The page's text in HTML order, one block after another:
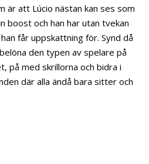
är att Lúcio nästan kan ses som
boost och han har utan tvekan
får uppskattning för. Synd då
den typen av spelare på
på med skrillorna och bidra i
där alla ändå bara sitter och